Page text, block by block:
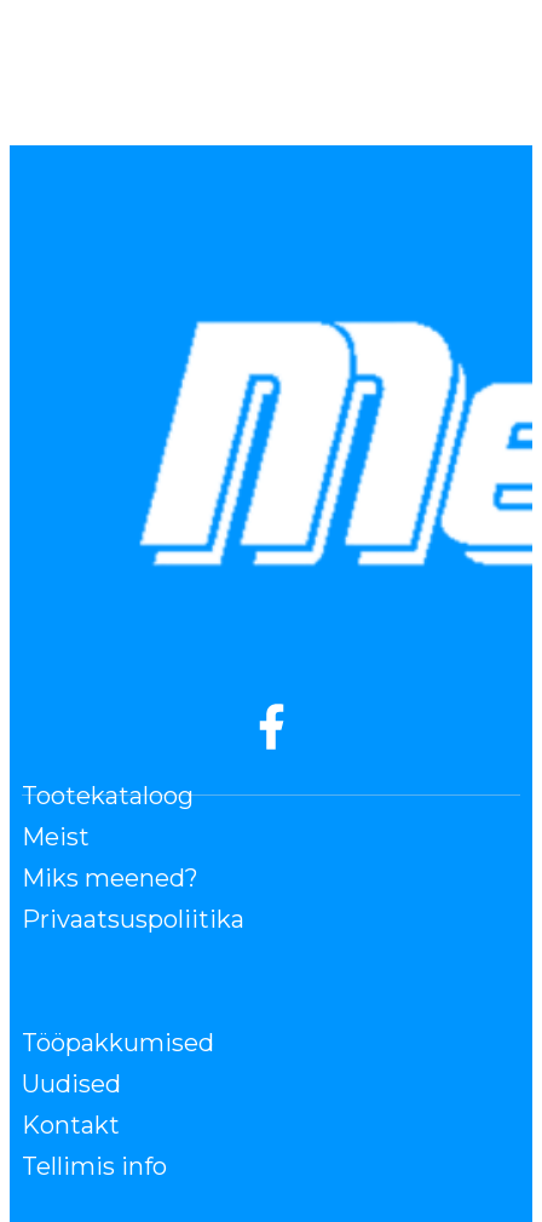
Tootekataloog
Meist
Miks meened?
Privaatsuspoliitika
Tööpakkumised
Uudised
Kontakt
Tellimis info